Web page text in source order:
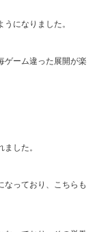
になりました。
ゲーム違った展開が楽
した。
なっており、こちらも